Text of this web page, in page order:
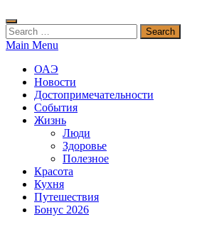
Search
for:
Main Menu
ОАЭ
Новости
Достопримечательности
События
Жизнь
Люди
Здоровье
Полезное
Красота
Кухня
Путешествия
Бонус 2026